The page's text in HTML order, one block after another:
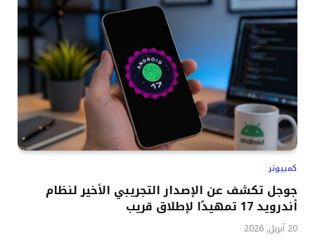
كمبيوتر
جوجل تكشف عن الإصدار التجريبي الأخير لنظام
أندرويد 17 تمهيدًا لإطلاق قريب
20 أبريل, 2026